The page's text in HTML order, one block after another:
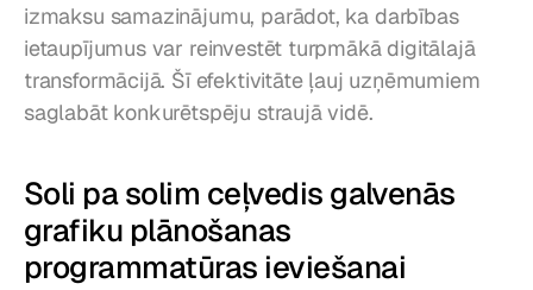
izmaksu samazinājumu, parādot, ka darbības
ietaupījumus var reinvestēt turpmākā digitālajā
transformācijā. Šī efektivitāte ļauj uzņēmumiem
saglabāt konkurētspēju straujā vidē.
Soli pa solim ceļvedis galvenās
grafiku plānošanas
programmatūras ieviešanai